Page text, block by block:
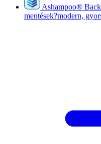
Ashampoo®
mentések?modern,